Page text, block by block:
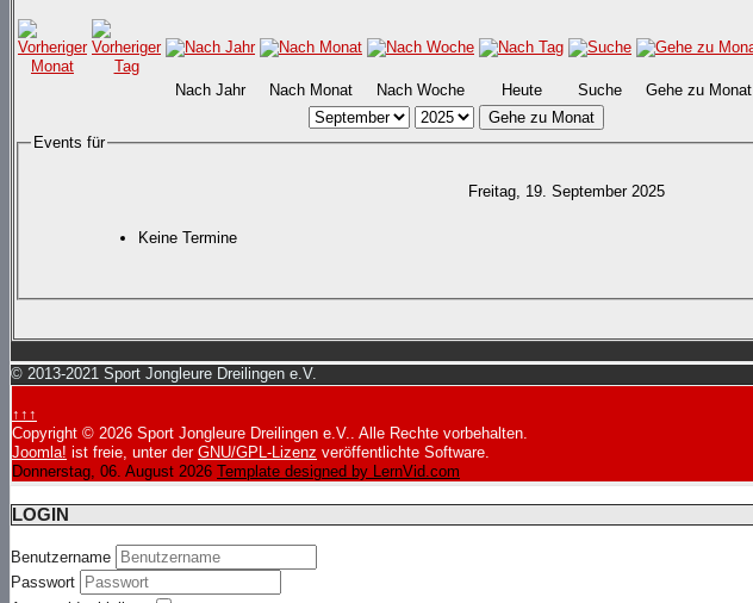
Nach Jahr Nach Monat Nach Woche Heute Suche
Gehe zu Monat
Gehe zu Monat
Events für
Freitag, 19. September 2025
Keine Termine
© 2013-2021 Sport Jongleure Dreilingen e.V.
↑↑↑
Copyright © 2026 Sport Jongleure Dreilingen e.V.. Alle Rechte vorbehalten.
Joomla! ist freie, unter der GNU/GPL-Lizenz veröffentlichte Software.
Donnerstag, 06. August 2026 Template designed by LernVid.com
LOGIN
Benutzername
Passwort